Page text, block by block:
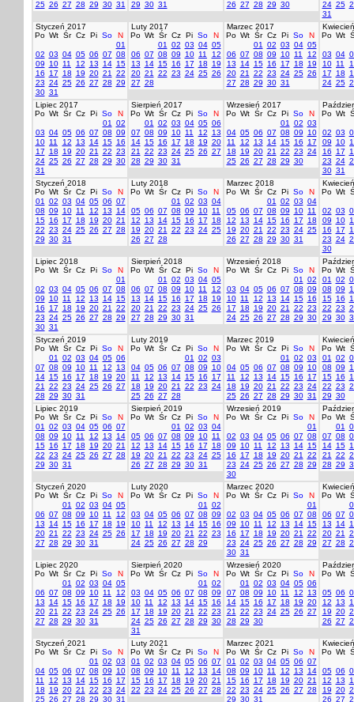
25 26 27 28 29 30 31
29 30 31
26 27 28 29 30
24 25
31
Styczeń 2017
Po Wt Śr Cz Pi So
N
01
02 03 04 05 06 07 08
09
10 11 12 13 14 15
16
17 18 19 20 21
22
23 24 25 26 27 28 29
30 31
Luty 2017
Po Wt Śr Cz Pi So
N
01
02 03 04 05
06 07 08 09 10 11
12
13
14 15 16 17 18
19
20 21 22 23 24 25 26
27 28
Marzec 2017
Po Wt Śr Cz Pi So
N
01
02 03 04 05
06 07 08 09 10 11
12
13
14 15 16 17 18
19
20 21 22 23 24 25 26
27 28 29 30 31
Po Wt
03 04
10 11
17
18
24 25
Lipiec 2017
Po Wt Śr Cz Pi So
N
01
02
03 04 05 06 07 08 09
10 11 12 13 14 15 16
17
18 19 20 21 22 23
24 25 26 27 28 29 30
31
Sierpień 2017
Po Wt Śr Cz Pi So
N
01
02 03 04 05 06
07 08 09 10 11 12
13
14 15 16 17 18 19 20
21
22 23 24 25 26 27
28 29 30 31
Wrzesień 2017
Po Wt Śr Cz Pi So
N
01
02 03
04 05 06 07 08 09
10
11
12 13 14 15 16
17
18
19 20 21 22 23 24
25 26 27 28 29 30
Po Wt
02 03
09
10
16
17
23 24
30 31
Styczeń 2018
Po Wt Śr Cz Pi So
N
01
02 03 04 05 06 07
08 09 10 11 12 13
14
15 16 17 18 19 20 21
22 23 24 25 26 27 28
29 30 31
Luty 2018
Po Wt Śr Cz Pi So
N
01
02 03 04
05 06 07 08 09 10 11
12
13 14 15 16 17
18
19 20 21 22 23 24 25
26 27 28
Marzec 2018
Po Wt Śr Cz Pi So
N
01
02 03 04
05 06 07 08 09 10 11
12
13 14 15 16 17
18
19 20 21 22 23 24 25
26 27 28 29 30 31
Po Wt
02 03
09
10
16
17
23 24
30
Lipiec 2018
Po Wt Śr Cz Pi So
N
01
02 03 04 05 06 07 08
09
10 11 12 13 14 15
16
17 18 19 20 21
22
23 24 25 26 27 28 29
30 31
Sierpień 2018
Po Wt Śr Cz Pi So
N
01
02 03 04 05
06 07 08 09 10 11
12
13
14 15 16 17 18
19
20 21 22 23 24 25 26
27 28 29 30 31
Wrzesień 2018
Po Wt Śr Cz Pi So
N
01
02
03 04 05 06 07 08 09
10 11 12 13 14 15 16
17
18 19 20 21 22 23
24 25 26 27 28 29 30
Po Wt
01
02
08 09
15 16
22 23
29 30
Styczeń 2019
Po Wt Śr Cz Pi So
N
01
02 03 04 05 06
07 08 09 10 11 12
13
14 15 16 17 18 19 20
21
22 23 24 25 26 27
28 29 30 31
Luty 2019
Po Wt Śr Cz Pi So
N
01
02 03
04 05 06 07 08 09
10
11
12 13 14 15 16
17
18
19 20 21 22 23 24
25 26 27 28
Marzec 2019
Po Wt Śr Cz Pi So
N
01
02 03
04 05 06 07 08 09
10
11
12 13 14 15 16
17
18
19 20 21 22 23 24
25 26 27 28 29 30 31
Po Wt
01
02
08 09
15 16
22 23
29 30
Lipiec 2019
Po Wt Śr Cz Pi So
N
01
02 03 04 05 06 07
08 09 10 11 12 13
14
15 16 17 18 19 20 21
22 23 24 25 26 27 28
29 30 31
Sierpień 2019
Po Wt Śr Cz Pi So
N
01
02 03 04
05 06 07 08 09 10 11
12
13 14 15 16 17
18
19 20 21 22 23 24 25
26 27 28 29 30 31
Wrzesień 2019
Po Wt Śr Cz Pi So
N
01
02 03 04 05 06 07 08
09
10 11 12 13 14 15
16
17 18 19 20 21
22
23 24 25 26 27 28 29
30
Po Wt
01
07 08
14 15
21
22
28 29
Styczeń 2020
Po Wt Śr Cz Pi So
N
01
02 03 04 05
06 07 08 09 10 11
12
13
14 15 16 17 18
19
20 21 22 23 24 25 26
27 28 29 30 31
Luty 2020
Po Wt Śr Cz Pi So
N
01
02
03 04 05 06 07 08 09
10 11 12 13 14 15 16
17
18 19 20 21 22 23
24 25 26 27 28 29
Marzec 2020
Po Wt Śr Cz Pi So
N
01
02 03 04 05 06 07 08
09
10 11 12 13 14 15
16
17 18 19 20 21
22
23 24 25 26 27 28 29
30 31
Po Wt
06 07
13
14
20 21
27 28
Lipiec 2020
Po Wt Śr Cz Pi So
N
01
02 03 04 05
06 07 08 09 10 11
12
13
14 15 16 17 18
19
20 21 22 23 24 25 26
27 28 29 30 31
Sierpień 2020
Po Wt Śr Cz Pi So
N
01
02
03 04 05 06 07 08 09
10 11 12 13 14 15 16
17
18 19 20 21 22 23
24 25 26 27 28 29 30
31
Wrzesień 2020
Po Wt Śr Cz Pi So
N
01
02 03 04 05 06
07 08 09 10 11 12
13
14 15 16 17 18 19 20
21
22 23 24 25 26 27
28 29 30
Po Wt
05 06
12
13
19 20
26 27
Styczeń 2021
Po Wt Śr Cz Pi So
N
01
02 03
04 05 06 07 08 09
10
11
12 13 14 15 16
17
18
19 20 21 22 23 24
25 26 27 28 29 30 31
Luty 2021
Po Wt Śr Cz Pi So
N
01
02 03 04 05 06 07
08 09 10 11 12 13
14
15 16 17 18 19 20 21
22 23 24 25 26 27 28
Marzec 2021
Po Wt Śr Cz Pi So
N
01
02 03 04 05 06 07
08 09 10 11 12 13
14
15 16 17 18 19 20 21
22 23 24 25 26 27 28
29 30 31
Po Wt
05 06
12
13
19 20
26 27